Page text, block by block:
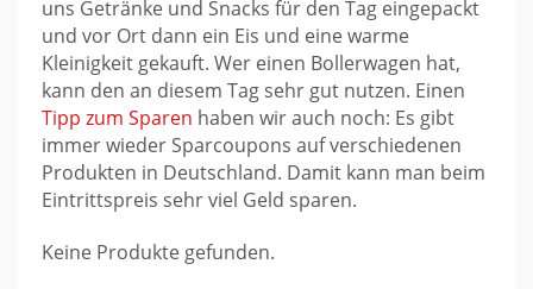
uns Getränke und Snacks für den Tag eingepackt
und vor Ort dann ein Eis und eine warme
Kleinigkeit gekauft. Wer einen Bollerwagen hat,
kann den an diesem Tag sehr gut nutzen. Einen
Tipp zum Sparen haben wir auch noch: Es gibt
immer wieder Sparcoupons auf verschiedenen
Produkten in Deutschland. Damit kann man beim
Eintrittspreis sehr viel Geld sparen.
Keine Produkte gefunden.